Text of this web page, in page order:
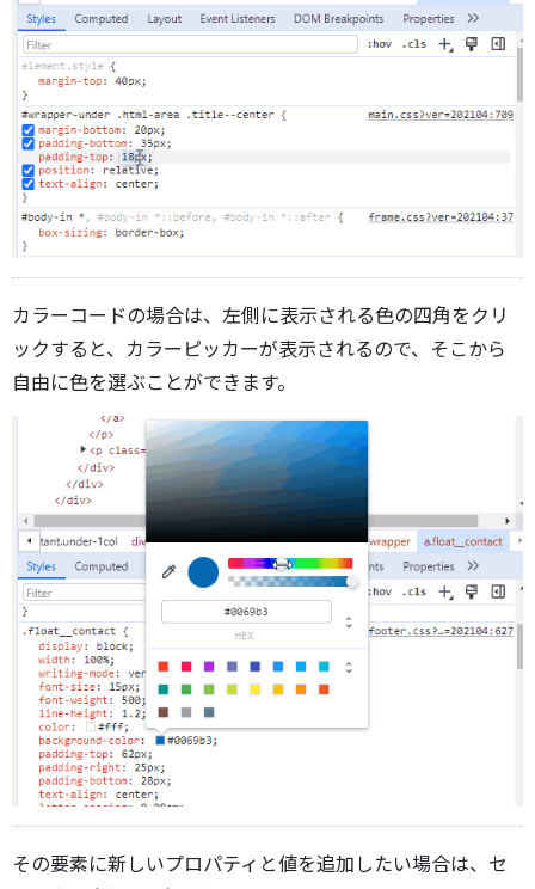
カラーコードの場合は、左側に表示される色の四角をクリ
ックすると、カラーピッカーが表示されるので、そこから
自由に色を選ぶことができます。
その要素に新しいプロパティと値を追加したい場合は、セ